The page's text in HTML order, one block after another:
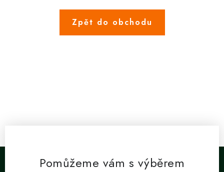
Zpět do obchodu
Pomůžeme vám s výběrem